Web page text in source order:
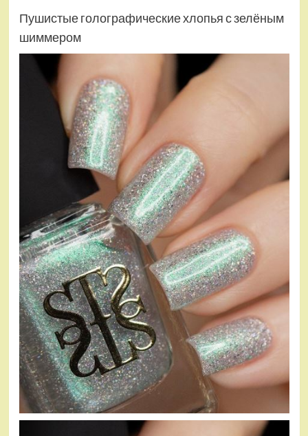
Пушистые голографические хлопья с зелёным
шиммером